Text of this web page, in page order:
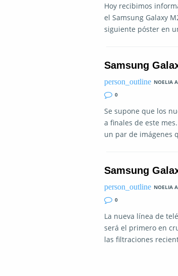
Hoy recibimos
el Samsung Galaxy
siguiente póster en
Samsung
NOELIA
0
Se supone que los
a finales de este
un par de imágenes
Samsung
NOELIA
0
La nueva línea de
será el primero en
las filtraciones